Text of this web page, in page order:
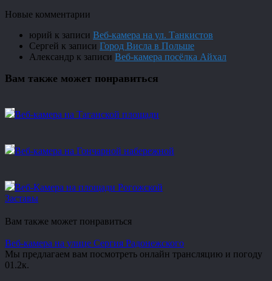
Новые комментарии
юрий к записи Веб-камера на ул. Танкистов
Сергей к записи Город Висла в Польше
Александр к записи Веб-камера посёлка Айхал
Вам также может понравиться
Веб-камера на Таганской площади
Веб-камера на Гончарной набережной
Веб-Камера на площади Рогожской
Заставы
Вам также может понравиться
Веб-камера на улице Сергия Радонежского
Мы предлагаем вам посмотреть онлайн трансляцию и погоду
01.2к.